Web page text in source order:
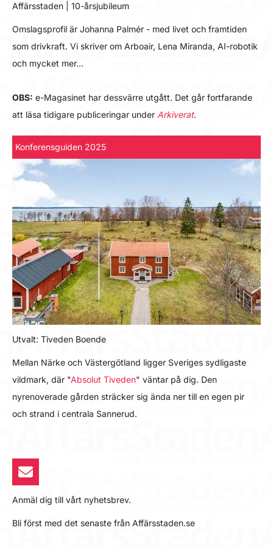
Affärsstaden | 10-årsjubileum
Omslagsprofil är Johanna Palmér - med livet och framtiden
som drivkraft. Vi skriver om Arboair, Lena Miranda, AI-robotik
och mycket mer…
OBS: e-Magasinet har dessvärre utgått. Det går fortfarande
att läsa tidigare publiceringar under Arkiverat.
Konferensguiden 2025
Utvalt: Tiveden Boende
Mellan Närke och Västergötland ligger Sveriges sydligaste
vildmark, där "Absolut Tiveden" väntar på dig. Den
nyrenoverade gården sträcker sig ända ner till en egen pir
och strand i centrala Sannerud.
Anmäl dig till vårt nyhetsbrev.
Bli först med det senaste från Affärsstaden.se